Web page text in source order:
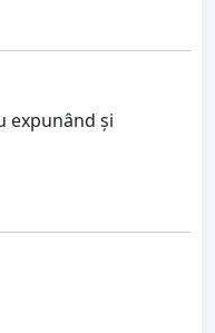
expunând și